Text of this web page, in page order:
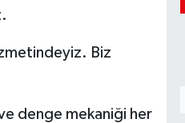
Biz
denge mekaniği her